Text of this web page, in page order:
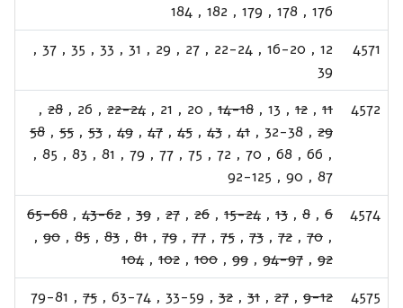
176
,
178
,
179
,
182
,
184
4571
12
,
16-20
,
22-24
,
27
,
29
,
31
,
33
,
35
,
37
,
39
4572
11
,
12
,
13
,
14-18
,
20
,
21
,
22-24
,
26
,
28
,
29
,
32-38
,
41
,
43
,
45
,
47
,
49
,
53
,
55
,
58
,
66
,
68
,
70
,
72
,
75
,
77
,
79
,
81
,
83
,
85
,
87
,
90
,
92-125
4574
6
,
8
,
13
,
15-24
,
26
,
27
,
39
,
43-62
,
65-68
,
70
,
72
,
73
,
75
,
77
,
79
,
81
,
83
,
85
,
90
,
92
,
94-97
,
99
,
100
,
102
,
104
4575
9-12
,
27
,
31
,
32
,
33-59
,
63-74
,
75
,
79-81